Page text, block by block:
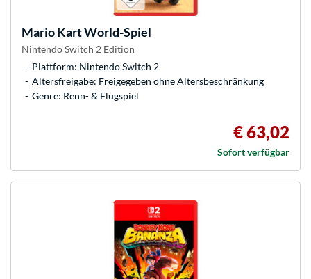
Mario Kart World-Spiel
Nintendo Switch 2 Edition
Plattform: Nintendo Switch 2
Altersfreigabe: Freigegeben ohne Altersbeschränkung
Genre: Renn- & Flugspiel
€ 63,02
Sofort verfügbar